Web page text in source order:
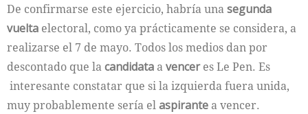
De confirmarse este ejercicio, habría unasegunda
vuelta electoral, como ya prácticamente se considera, a
realizarse el 7 de mayo. Todos los medios dan por
descontado que lacandidata avenceres Le Pen. Es
interesante constatar que si la izquierda fuera unida,
muy probablemente sería elaspirante a vencer.